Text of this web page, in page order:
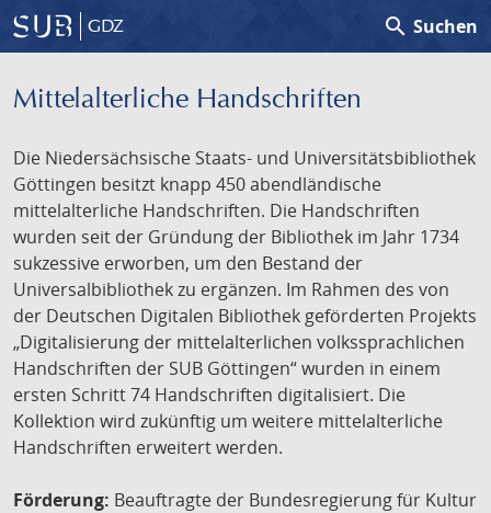
GDZ search Suchen
Mittelalterliche Handschriften
Die Niedersächsische Staats- und Universitätsbibliothek
Göttingen besitzt knapp 450 abendländische
mittelalterliche Handschriften. Die Handschriften
wurden seit der Gründung der Bibliothek im Jahr 1734
sukzessive erworben, um den Bestand der
Universalbibliothek zu ergänzen. Im Rahmen des von
der Deutschen Digitalen Bibliothek geförderten Projekts
„Digitalisierung der mittelalterlichen volkssprachlichen
Handschriften der SUB Göttingen“ wurden in einem
ersten Schritt 74 Handschriften digitalisiert. Die
Kollektion wird zukünftig um weitere mittelalterliche
Handschriften erweitert werden.
Förderung: Beauftragte der Bundesregierung für Kultur